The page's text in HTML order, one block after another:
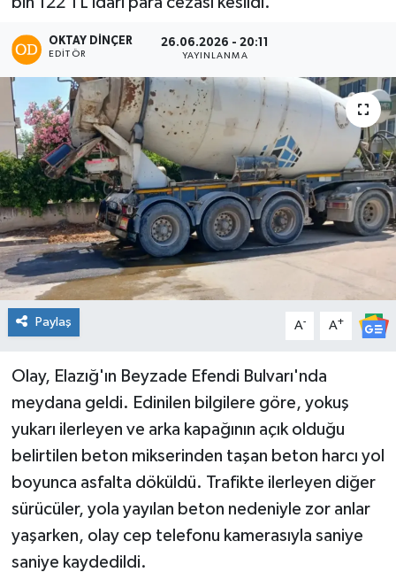
OKTAY DİNÇER
EDITÖR
26.06.2026 - 20:11
YAYINLANMA
Paylaş A- A+
Olay, Elazığ'ın Beyzade Efendi Bulvarı'nda
meydana geldi. Edinilen bilgilere göre, yokuş
yukarı ilerleyen ve arka kapağının açık olduğu
belirtilen beton mikserinden taşan beton harcı yol
boyunca asfalta döküldü. Trafikte ilerleyen diğer
sürücüler, yola yayılan beton nedeniyle zor anlar
yaşarken, olay cep telefonu kamerasıyla saniye
saniye kaydedildi.